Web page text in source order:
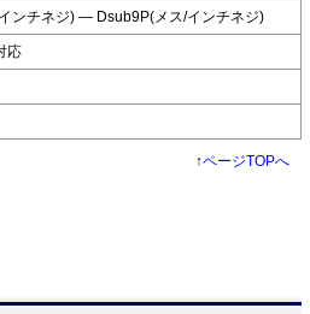
ンチネジ) ― Dsub9P(メス/インチネジ)
応
↑ページTOPへ